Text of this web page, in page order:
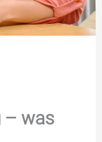
– was